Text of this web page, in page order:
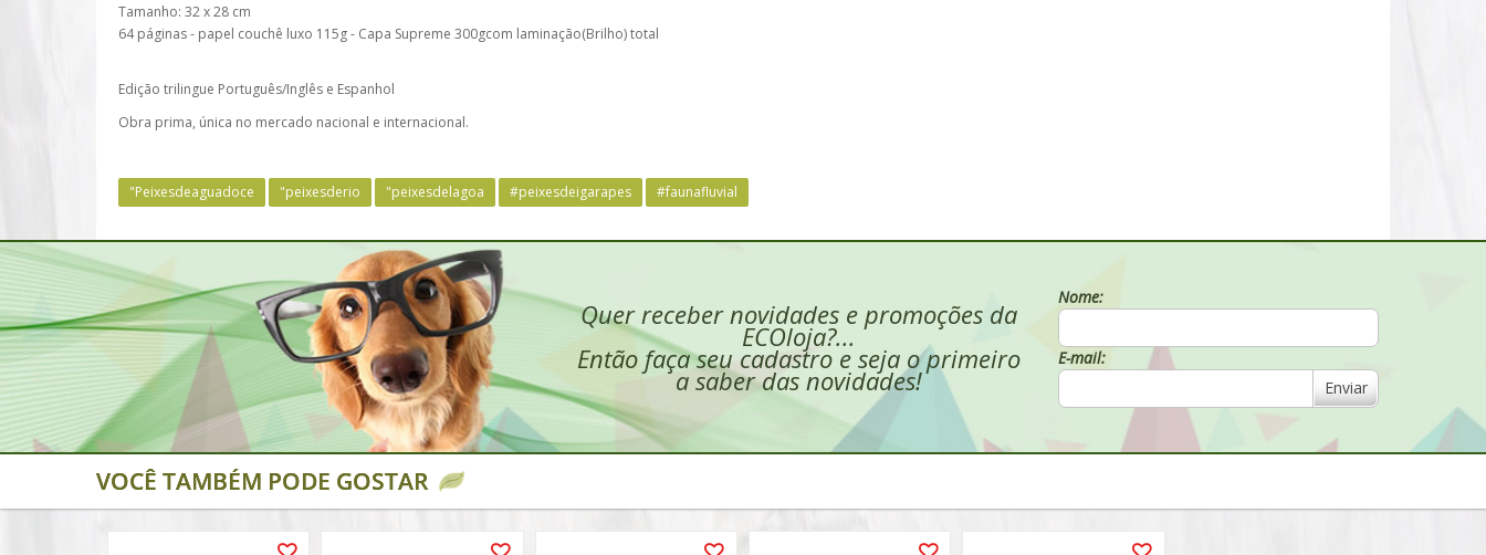
Tamanho: 32 x 28 cm
64 páginas - papel couchê luxo 115g - Capa Supreme 300gcom laminação(Brilho) total
Edição trilingue Português/Inglês e Espanhol
Obra prima, única no mercado nacional e internacional.
"Peixesdeaguadoce "peixesderio "peixesdelagoa #peixesdeigarapes #faunafluvial
Quer receber novidades e promoções da
ECOloja?...
Então faça seu cadastro e seja o primeiro
a saber das novidades!
Nome:
E-mail:
Enviar
VOCÊ TAMBÉM PODE GOSTAR